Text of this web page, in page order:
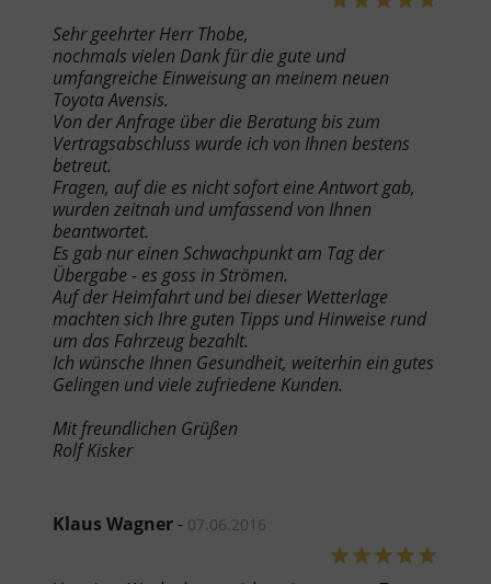
Sehr geehrter Herr Thobe,
nochmals vielen Dank für die gute und
umfangreiche Einweisung an meinem neuen
Toyota Avensis.
Von der Anfrage über die Beratung bis zum
Vertragsabschluss wurde ich von Ihnen bestens
betreut.
Fragen, auf die es nicht sofort eine Antwort gab,
wurden zeitnah und umfassend von Ihnen
beantwortet.
Es gab nur einen Schwachpunkt am Tag der
Übergabe - es goss in Strömen.
Auf der Heimfahrt und bei dieser Wetterlage
machten sich Ihre guten Tipps und Hinweise rund
um das Fahrzeug bezahlt.
Ich wünsche Ihnen Gesundheit, weiterhin ein gutes
Gelingen und viele zufriedene Kunden.
Mit freundlichen Grüßen
Rolf Kisker
Klaus Wagner - 07.06.2016